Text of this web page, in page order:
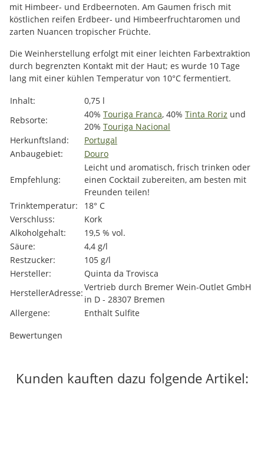
mit Himbeer- und Erdbeernoten. Am Gaumen frisch mit
köstlichen reifen Erdbeer- und Himbeerfruchtaromen und
zarten Nuancen tropischer Früchte.
Die Weinherstellung erfolgt mit einer leichten Farbextraktion
durch begrenzten Kontakt mit der Haut; es wurde 10 Tage
lang mit einer kühlen Temperatur von 10°C fermentiert.
Produkteigenschaft
Wert
Inhalt:
0,75 l
Rebsorte:
40% Touriga Franca, 40% Tinta Roriz und
20% Touriga Nacional
Herkunftsland:
Portugal
Anbaugebiet:
Douro
Empfehlung:
Leicht und aromatisch, frisch trinken oder
einen Cocktail zubereiten, am besten mit
Freunden teilen!
Trinktemperatur:
18° C
Verschluss:
Kork
Alkoholgehalt:
19,5 % vol.
Säure:
4,4 g/l
Restzucker:
105 g/l
Hersteller:
Quinta da Trovisca
HerstellerAdresse:
Vertrieb durch Bremer Wein-Outlet GmbH
in D - 28307 Bremen
Allergene:
Enthält Sulfite
Bewertungen
Kunden kauften dazu folgende Artikel: